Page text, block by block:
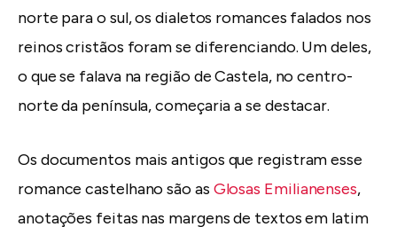
norte para o sul, os dialetos romances falados nos
reinos cristãos foram se diferenciando. Um deles,
o que se falava na região de Castela, no centro-
norte da península, começaria a se destacar.
Os documentos mais antigos que registram esse
romance castelhano são as Glosas Emilianenses,
anotações feitas nas margens de textos em latim